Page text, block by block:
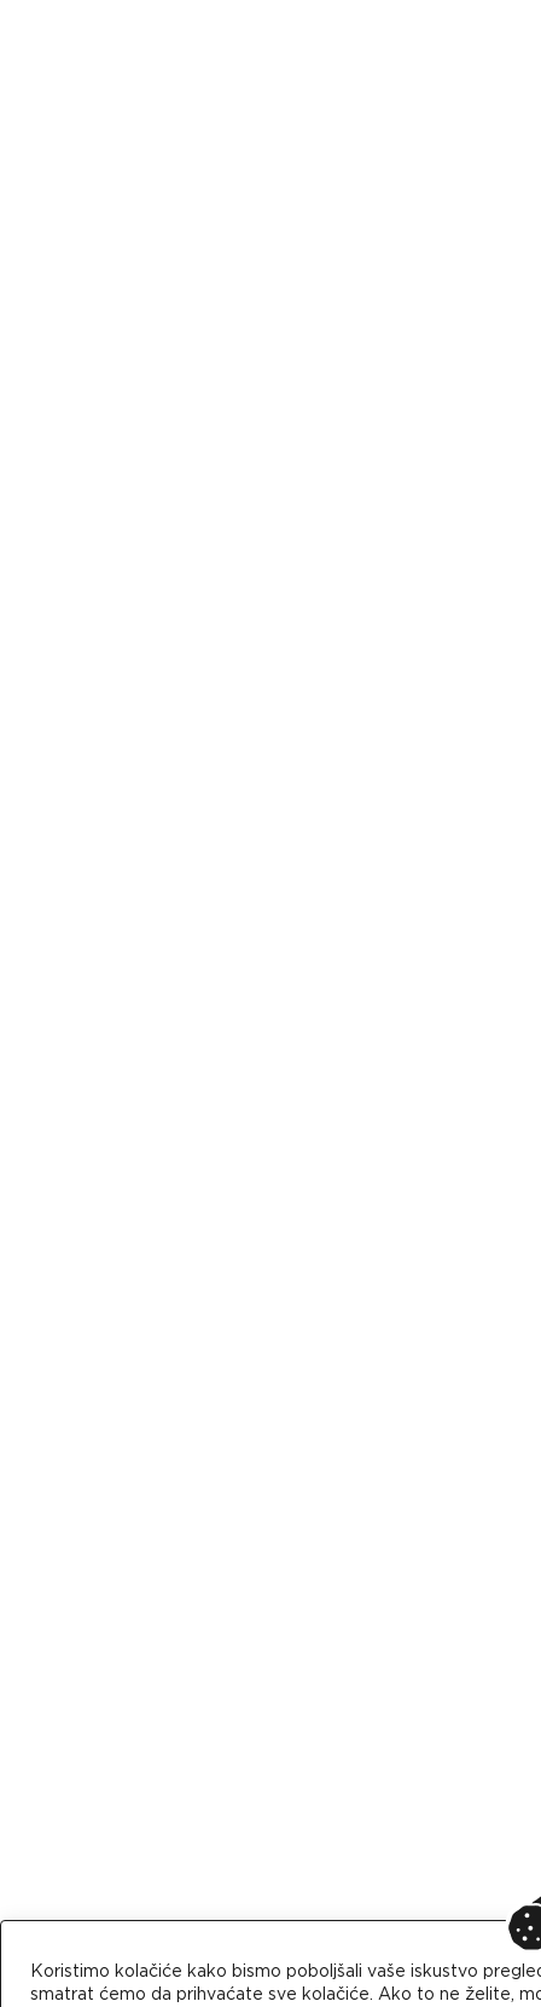
Koristimo kolačiće kako bismo poboljšali vaše iskustvo
smatrat ćemo da prihvaćate sve kolačiće. Ako to ne želite,